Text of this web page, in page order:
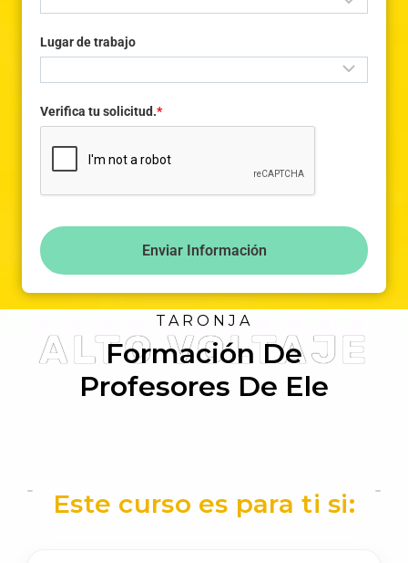
Lugar de trabajo
Verifica tu solicitud.*
Enviar Información
ALTO VOLTAJE
TARONJA
Formación De
Profesores De Ele
Este curso es para ti si: